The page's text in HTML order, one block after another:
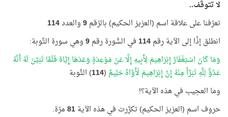
لا تتوقَّف..
تعرّفنا على علاقة اسم (العزيز الحكيم) بالرّقم9والعدد114
انطلق إذًا إلى الآية رقم114في السُّورة رقم9وهي سورة التَّوبة:
وَمَا كَانَ اسْتِغْفَارُ إِبْرَاهِيمَ لِأَبِيهِ إِلَّا عَنْ مَوْعِدَةٍ وَعَدَهَا إِيَّاهُ فَلَمَّا تَبَيَّنَ لَهُ أَنَّهُ
عَدُوٌّ لِلَّهِ تَبَرَّأَ مِنْهُ إِنَّ إِبْرَاهِيمَ لَأَوَّاهٌ حَلِيمٌ (
114) التَّوبة
وما العجيب في هذه الآية؟!
حروف اسم (العزيز الحكيم) تكرَّرت في هذه الآية81مرّة.